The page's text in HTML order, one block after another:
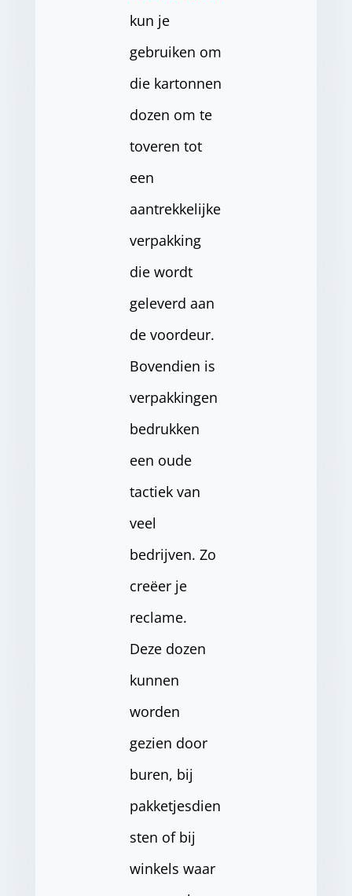
kun je
gebruiken om
die kartonnen
dozen om te
toveren tot
een
aantrekkelijke
verpakking
die wordt
geleverd aan
de voordeur.
Bovendien is
verpakkingen
bedrukken
een oude
tactiek van
veel
bedrijven. Zo
creëer je
reclame.
Deze dozen
kunnen
worden
gezien door
buren, bij
pakketjesdien
sten of bij
winkels waar